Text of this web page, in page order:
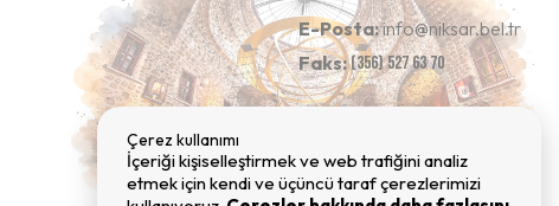
E-Posta:info@niksar.bel.tr
Faks:(356) 527 63 70
Çerez kullanımı
İçeriği kişiselleştirmek ve web trafiğini analiz
etmek için kendi ve üçüncü taraf çerezlerimizi